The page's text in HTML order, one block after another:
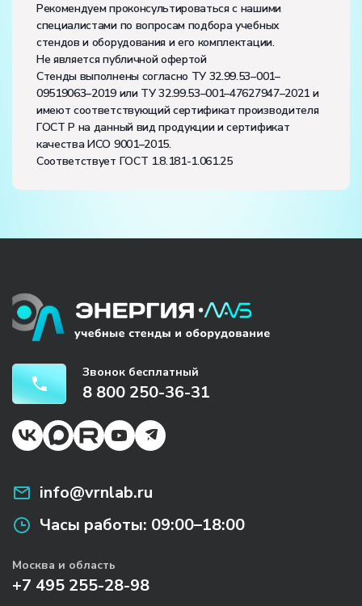
Рекомендуем проконсультироваться с нашими
специалистами по вопросам подбора учебных
стендов и оборудования и его комплектации.
Не является публичной офертой
Стенды выполнены согласно ТУ 32.99.53–001–
09519063–2019 или ТУ 32.99.53–001–47627947–2021 и
имеют соответствующий сертификат производителя
ГОСТ Р на данный вид продукции и сертификат
качества ИСО 9001–2015.
Соответствует ГОСТ 1.8.181-1.061.25
Звонок бесплатный
8 800 250-36-31
info@vrnlab.ru
Часы работы: 09:00–18:00
Москва и область
+7 495 255-28-98